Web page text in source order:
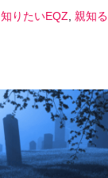
知りたいEQZ, 親知る